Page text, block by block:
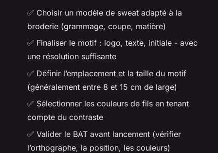
✅ Choisir un modèle de sweat adapté à la
broderie (grammage, coupe, matière)
✅ Finaliser le motif : logo, texte, initiale - avec
une résolution suffisante
✅ Définir l’emplacement et la taille du motif
(généralement entre 8 et 15 cm de large)
✅ Sélectionner les couleurs de fils en tenant
compte du contraste
✅ Valider le BAT avant lancement (vérifier
l’orthographe, la position, les couleurs)